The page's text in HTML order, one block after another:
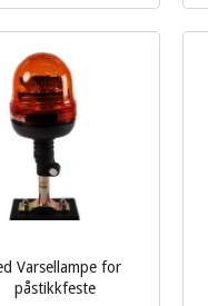
Kjøp
Varsellampe for
påstikkfeste